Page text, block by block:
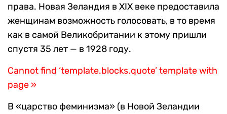
права. Новая Зеландия в XIX веке предоставила
женщинам возможность голосовать, в то время
как в самой Великобритании к этому пришли
спустя 35 лет — в 1928 году.
Cannot find ‘template.blocks.quote’ template with
page »
В «царство феминизма» (в Новой Зеландии